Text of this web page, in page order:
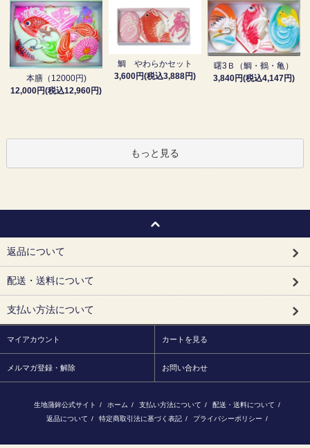
本膳（12000円)
12,000円(税込12,960円)
鯛 やわらかセット
3,600円(税込3,888円)
曙3Ｂ（鯛・鶴・亀）
3,840円(税込4,147円)
もっと見る
返品について
配送・送料について
支払い方法について
マイアカウント カートを見る
メルマガ登録・解除 お問い合わせ
生地蒲鉾公式サイト / ホーム / 支払い方法について / 配送・送料について /
返品について / 特定商取引法に基づく表記 / プライバシーポリシー /